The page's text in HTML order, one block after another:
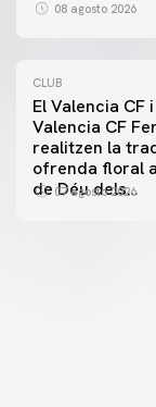
08 agosto 2026
CLUB
El Valencia CF
Valencia CF
realitzen la
ofrenda floral
de Déu dels
07 agosto 2026